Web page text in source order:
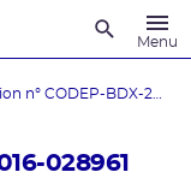
Menu
028961